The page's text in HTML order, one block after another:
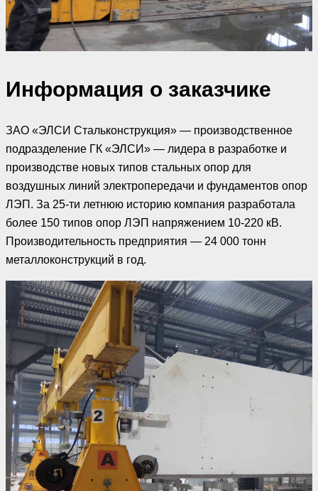
Информация о заказчике
ЗАО «ЭЛСИ Стальконструкция» — производственное
подразделение ГК «ЭЛСИ» — лидера в разработке и
производстве новых типов стальных опор для
воздушных линий электропередачи и фундаментов опор
ЛЭП. За 25-ти летнюю историю компания разработала
более 150 типов опор ЛЭП напряжением 10-220 кВ.
Производительность предприятия — 24 000 тонн
металлоконструкций в год.